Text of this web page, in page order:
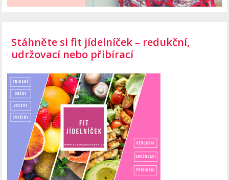
Stáhněte si fit jídelníček – redukční,
udržovací nebo přibírací